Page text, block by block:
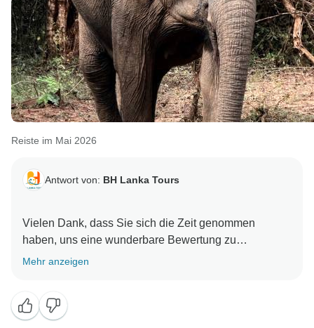
Reiste im Mai 2026
Antwort von: BH Lanka Tours
Vielen Dank, dass Sie sich die Zeit genommen
haben, uns eine wunderbare Bewertung zu
hinterlassen. Es freut uns sehr zu hören, dass Ihnen
Mehr anzeigen